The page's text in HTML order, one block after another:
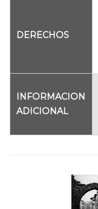
DERECHOS
INFORMACION
ADICIONAL